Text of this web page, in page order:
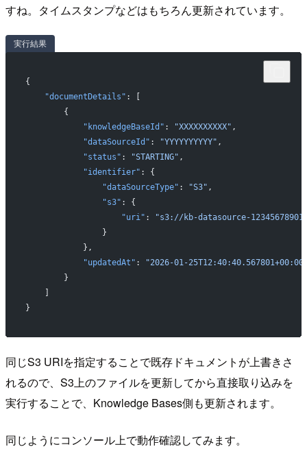
すね。タイムスタンプなどはもちろん更新されています。
実行結果
{
    "documentDetails"
: [
        {
            "knowledgeBaseId"
: "XXXXXXXXXX" ,
            "dataSourceId"
: "YYYYYYYYYY" ,
            "status"
: "STARTING" ,
            "identifier"
: {
                "dataSourceType"
: "S3" ,
                "s3"
: {
                    "uri"
:
"s3://kb-datasource-
                }
            },
            "updatedAt"
:
"2026-01-
        }
}
同じS3 URIを指定することで既存ドキュメントが上書きさ
れるので、S3上のファイルを更新してから直接取り込みを
実行することで、Knowledge Bases側も更新されます。
同じようにコンソール上で動作確認してみます。